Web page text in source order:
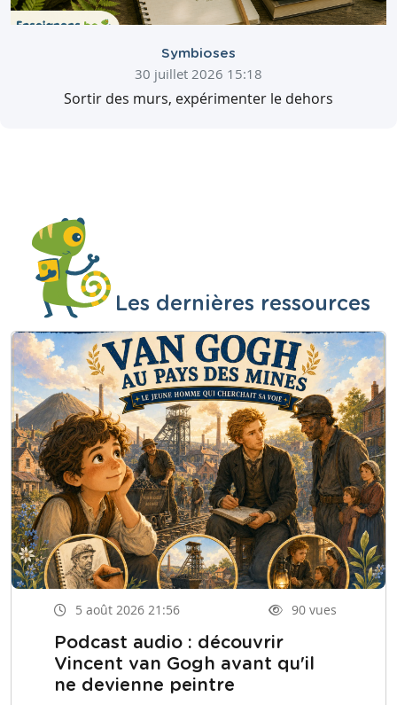
Symbioses
30 juillet 2026 15:18
Sortir des murs, expérimenter le dehors
Les dernières ressources
5 août 2026 21:56 90 vues
Podcast audio : découvrir
Vincent van Gogh avant qu'il
ne devienne peintre